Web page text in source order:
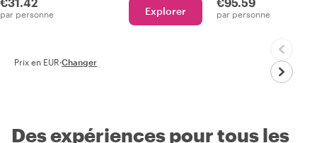
par personne Explorer par personne
Prix en EUR·Changer
Des expériences pour tous les